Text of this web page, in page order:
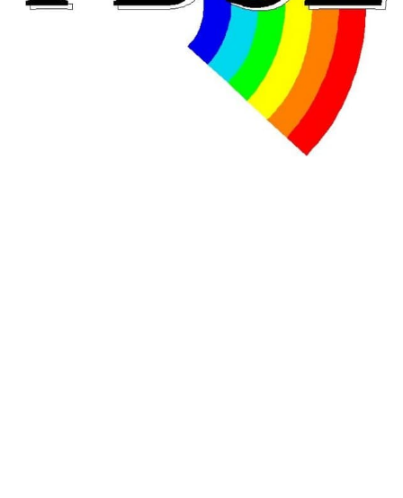
En Hongrie, le conservateur Peter Magyar et son parti
Tisza "Respect et liberté" ont remporté une large victoire,
contre le premier ministre sortant, Viktor Orban,…